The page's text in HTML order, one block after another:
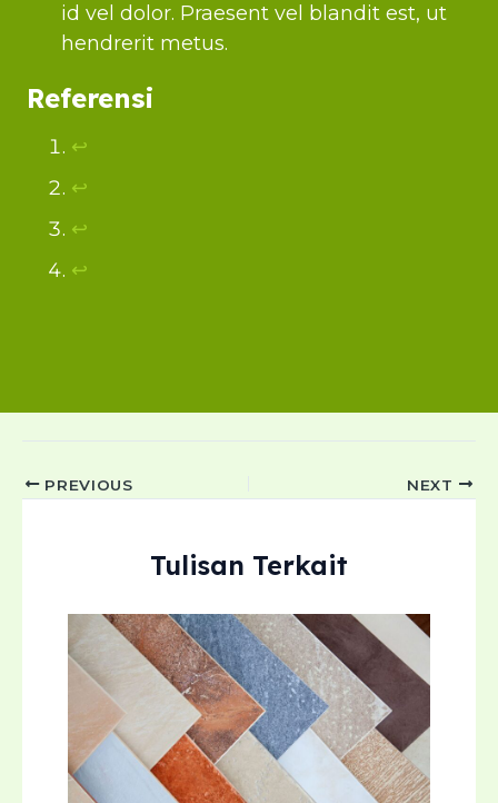
id vel dolor. Praesent vel blandit est, ut
hendrerit metus.
Referensi
↩︎
↩︎
↩︎
↩︎
Post
PREVIOUS NEXT
Tulisan Terkait